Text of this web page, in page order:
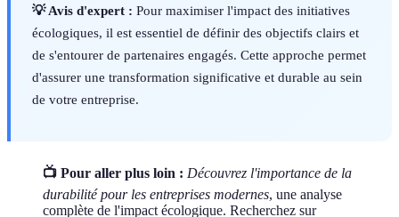
💡 Avis d'expert : Pour maximiser l'impact des initiatives
écologiques, il est essentiel de définir des objectifs clairs et
de s'entourer de partenaires engagés. Cette approche permet
d'assurer une transformation significative et durable au sein
de votre entreprise.
📺 Pour aller plus loin : Découvrez l'importance de la
durabilité pour les entreprises modernes, une analyse
complète de l'impact écologique. Recherchez sur